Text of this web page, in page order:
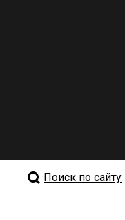
Поиск по сайту